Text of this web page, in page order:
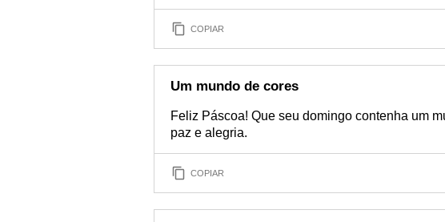
COPIAR
Um mundo de cores
Feliz Páscoa! Que seu domingo contenha um
paz e alegria.
COPIAR